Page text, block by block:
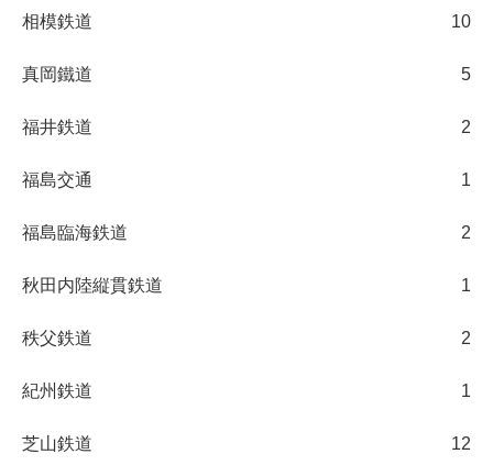
相模鉄道 10
真岡鐵道 5
福井鉄道 2
福島交通 1
福島臨海鉄道 2
秋田内陸縦貫鉄道 1
秩父鉄道 2
紀州鉄道 1
芝山鉄道 12